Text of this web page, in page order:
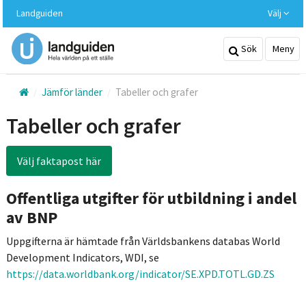
huvudinnehållet
Landguiden Välj
Sök Meny
Jämför länder Tabeller och grafer
Tabeller och grafer
Välj faktapost här
Offentliga utgifter för utbildning i andel
av BNP
Uppgifterna är hämtade från Världsbankens databas World
Development Indicators, WDI, se
https://data.worldbank.org/indicator/SE.XPD.TOTL.GD.ZS